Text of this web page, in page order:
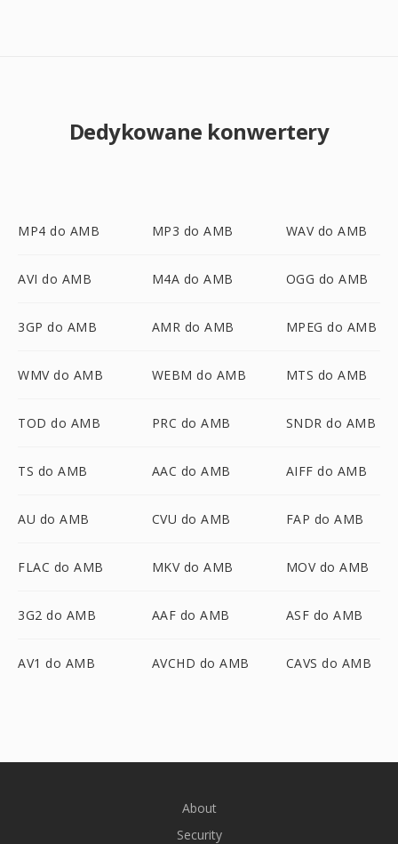
Dedykowane konwertery
MP4 do AMB MP3 do AMB WAV do AMB
AVI do AMB M4A do AMB OGG do AMB
3GP do AMB AMR do AMB MPEG do AMB
WMV do AMB WEBM do AMB MTS do AMB
TOD do AMB PRC do AMB SNDR do AMB
TS do AMB AAC do AMB AIFF do AMB
AU do AMB CVU do AMB FAP do AMB
FLAC do AMB MKV do AMB MOV do AMB
3G2 do AMB AAF do AMB ASF do AMB
AV1 do AMB AVCHD do AMB CAVS do AMB
About
Security